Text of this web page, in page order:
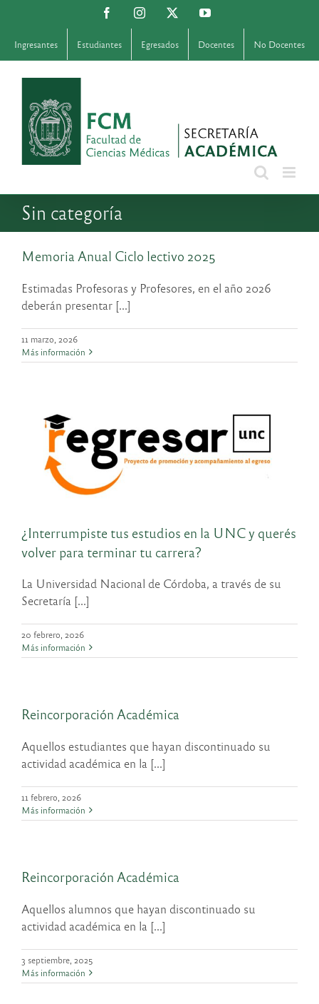
contenido
FacebookInstagram YouTube
Ingresantes Estudiantes Egresados Docentes No Docentes
Sin categoría
Memoria Anual Ciclo lectivo 2025
Estimadas Profesoras y Profesores, en el año 2026
deberán presentar [...]
11 marzo, 2026
Más información
¿Interrumpiste tus estudios en la UNC y querés
volver para terminar tu carrera?
La Universidad Nacional de Córdoba, a través de su
Secretaría [...]
20 febrero, 2026
Más información
Reincorporación Académica
Aquellos estudiantes que hayan discontinuado su
actividad académica en la [...]
11 febrero, 2026
Más información
Reincorporación Académica
Aquellos alumnos que hayan discontinuado su
actividad académica en la [...]
3 septiembre, 2025
Más información